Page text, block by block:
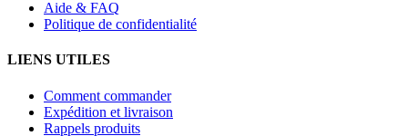
Aide & FAQ
Politique de confidentialité
LIENS UTILES
Comment commander
Expédition et livraison
Rappels produits